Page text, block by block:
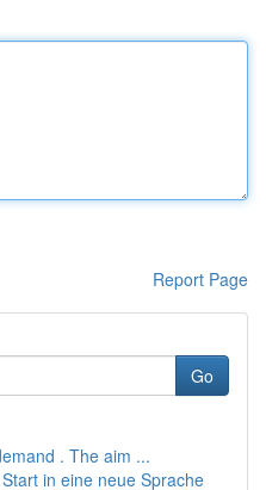
Report Page
Go
. The aim ...
in eine neue Sprache